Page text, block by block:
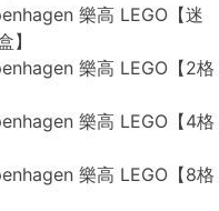
樂高 LEGO【迷
】
樂高 LEGO【2格
樂高 LEGO【4格
樂高 LEGO【8格